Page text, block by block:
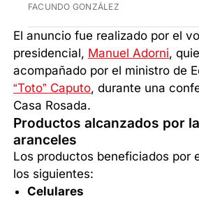
FACUNDO GONZÁLEZ
El anuncio fue realizado por el
presidencial, Manuel Adorni,
acompañado por el ministro de
“Toto” Caputo, durante una
Casa Rosada.
Productos alcanzados por
aranceles
Los productos beneficiados por
los siguientes:
Celulares